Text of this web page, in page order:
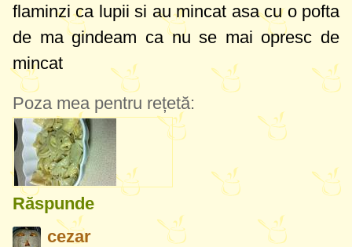
flaminzi ca lupii si au mincat asa cu o pofta
de ma gindeam ca nu se mai opresc de
mincat
Poza mea pentru rețetă:
Răspunde
cezar